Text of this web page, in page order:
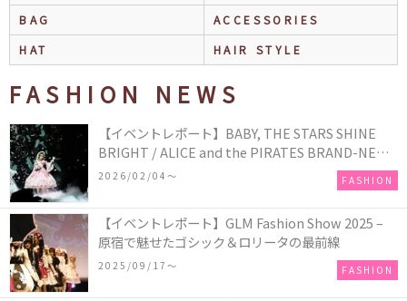
BAG
ACCESSORIES
HAT
HAIR STYLE
FASHION NEWS
【イベントレポート】BABY, THE STARS SHINE
BRIGHT / ALICE and the PIRATES BRAND-NEW
COLLECTION in TOKYO
2026/02/04〜 FASHION
【イベントレポート】GLM Fashion Show 2025 –
原宿で魅せたゴシック＆ロリータの最前線
2025/09/17〜 FASHION